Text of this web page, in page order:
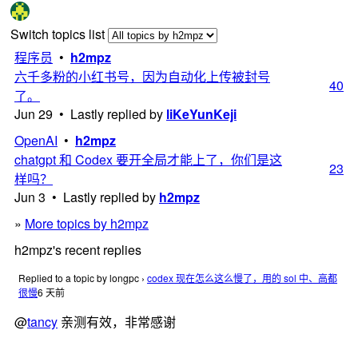
Switch topics list
程序员 • h2mpz
六千多粉的小红书号，因为自动化上传被封号
了。
Jun 29 • Lastly replied by liKeYunKeji
40
OpenAI • h2mpz
chatgpt 和 Codex 要开全局才能上了，你们是这
样吗？
Jun 3 • Lastly replied by h2mpz
23
» More topics by h2mpz
h2mpz's recent replies
Replied to a topic by longpc › codex 现在怎么这么慢了，用的 sol 中、高都
很慢6 天前
@tancy 亲测有效，非常感谢